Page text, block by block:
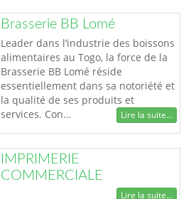
Brasserie BB Lomé
Leader dans l’industrie des boissons
alimentaires au Togo, la force de la
Brasserie BB Lomé réside
essentiellement dans sa notoriété et
la qualité de ses produits et
services. Con…
Lire la suite...
IMPRIMERIE
COMMERCIALE
Lire la suite...